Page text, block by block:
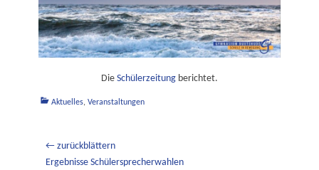
Die Schülerzeitung berichtet.
Kategorien
Aktuelles, Veranstaltungen
Beitragsnavigation
← zurückblättern
Vorheriger
Ergebnisse Schülersprecherwahlen